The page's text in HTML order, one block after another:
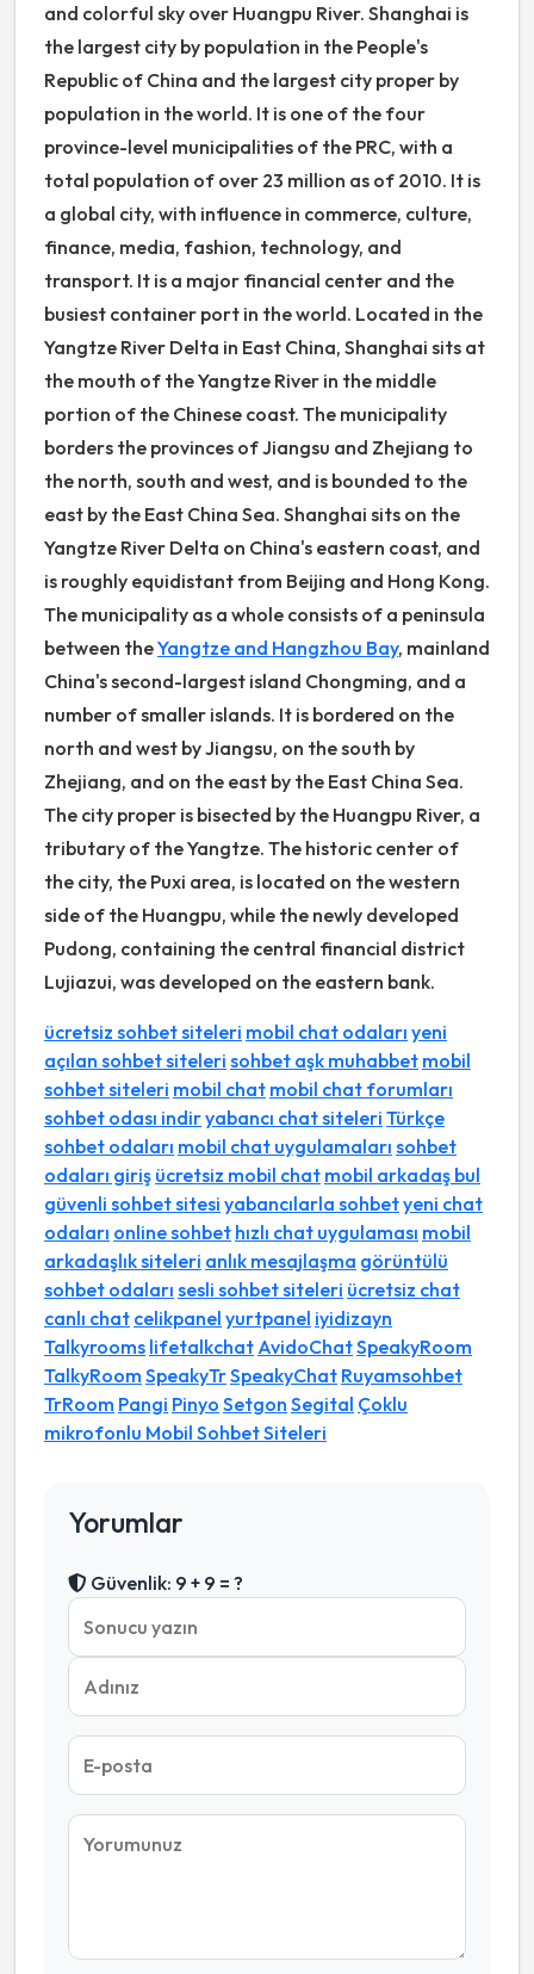
and colorful sky over Huangpu River. Shanghai is
the largest city by population in the People's
Republic of China and the largest city proper by
population in the world. It is one of the four
province-level municipalities of the PRC, with a
total population of over 23 million as of 2010. It is
a global city, with influence in commerce, culture,
finance, media, fashion, technology, and
transport. It is a major financial center and the
busiest container port in the world. Located in the
Yangtze River Delta in East China, Shanghai sits at
the mouth of the Yangtze River in the middle
portion of the Chinese coast. The municipality
borders the provinces of Jiangsu and Zhejiang to
the north, south and west, and is bounded to the
east by the East China Sea. Shanghai sits on the
Yangtze River Delta on China's eastern coast, and
is roughly equidistant from Beijing and Hong Kong.
The municipality as a whole consists of a peninsula
between theYangtze and Hangzhou Bay, mainland
China's second-largest island Chongming, and a
number of smaller islands. It is bordered on the
north and west by Jiangsu, on the south by
Zhejiang, and on the east by the East China Sea.
The city proper is bisected by the Huangpu River, a
tributary of the Yangtze. The historic center of
the city, the Puxi area, is located on the western
side of the Huangpu, while the newly developed
Pudong, containing the central financial district
Lujiazui, was developed on the eastern bank.
ücretsiz sohbet siteleri mobil chat odaları yeni
açılan sohbet siteleri sohbet aşk muhabbet mobil
sohbet siteleri mobil chat mobil chat forumları
sohbet odası indiryabancı chat siteleri Türkçe
sohbet odaları mobil chat uygulamaları sohbet
odaları giriş ücretsiz mobil chat mobil arkadaş bul
güvenli sohbet sitesi yabancılarla sohbetyeni chat
odaları online sohbet hızlı chat uygulaması mobil
arkadaşlık siteleri anlık mesajlaşma görüntülü
sohbet odaları sesli sohbet siteleri ücretsiz chat
canlı chat celikpanel yurtpanel iyidizayn
Talkyrooms lifetalkchat AvidoChatSpeakyRoom
TalkyRoom SpeakyTrSpeakyChat Ruyamsohbet
TrRoom Pangi Pinyo Setgon Segital Çoklu
mikrofonlu Mobil Sohbet Siteleri
Yorumlar
Güvenlik: 9 + 9 = ?